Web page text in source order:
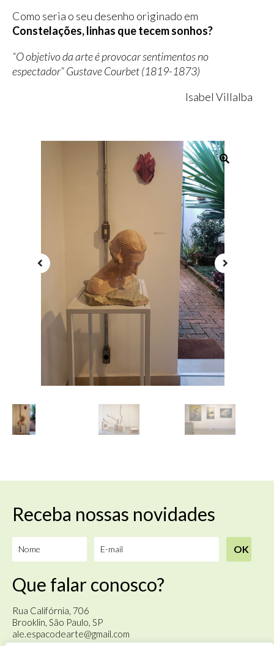
Como seria o seu desenho originado em
Constelações, linhas que tecem sonhos?
“O objetivo da arte é provocar sentimentos no
espectador” Gustave Courbet (1819-1873)
Isabel Villalba
Receba nossas novidades
Que falar conosco?
Rua Califórnia, 706
Brooklin, São Paulo, SP
ale.espacodearte@gmail.com